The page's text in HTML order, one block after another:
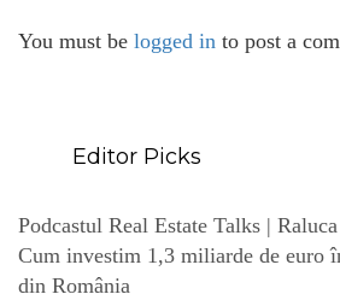
You must be logged in to post a
Editor Picks
Podcastul Real Estate Talks |
Cum investim 1,3 miliarde de euro
din România